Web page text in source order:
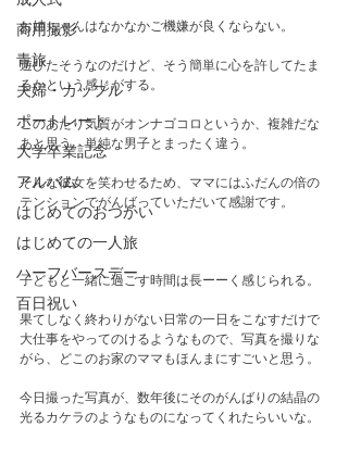
商用撮影
青旅
夫婦・カップル
ポートレート
大学卒業記念
アルバム
はじめてのおつかい
はじめての一人旅
ハーフバースデー
百日祝い
お姉ちゃんはなかなかご機嫌が良くならない。
遊びたそうなのだけど、そう簡単に心を許してたま
るかという感じがする。
このあたり気質がオンナゴコロというか、複雑だな
あと思う。単純な男子とまったく違う。
そんな彼女を笑わせるため、ママにはふだんの倍の
テンションでがんばっていただいて感謝です。
子どもと一緒に過ごす時間は長ーーく感じられる。
果てしなく終わりがない日常の一日をこなすだけで
大仕事をやってのけるようなもので、写真を撮りな
がら、どこのお家のママもほんまにすごいと思う。
今日撮った写真が、数年後にそのがんばりの結晶の
光るカケラのようなものになってくれたらいいな。